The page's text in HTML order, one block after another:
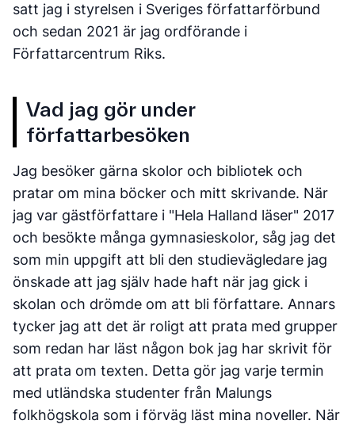
satt jag i styrelsen i Sveriges författarförbund
och sedan 2021 är jag ordförande i
Författarcentrum Riks.
Vad jag gör under
författarbesöken
Jag besöker gärna skolor och bibliotek och
pratar om mina böcker och mitt skrivande. När
jag var gästförfattare i "Hela Halland läser" 2017
och besökte många gymnasieskolor, såg jag det
som min uppgift att bli den studievägledare jag
önskade att jag själv hade haft när jag gick i
skolan och drömde om att bli författare. Annars
tycker jag att det är roligt att prata med grupper
som redan har läst någon bok jag har skrivit för
att prata om texten. Detta gör jag varje termin
med utländska studenter från Malungs
folkhögskola som i förväg läst mina noveller. När